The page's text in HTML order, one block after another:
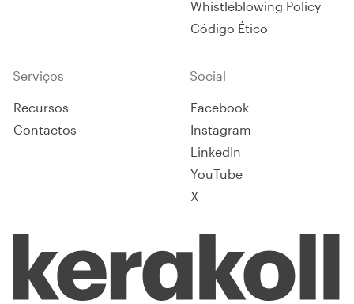
Whistleblowing Policy
Código Ético
Serviços
Recursos
Contactos
Social
Facebook
Instagram
LinkedIn
YouTube
X